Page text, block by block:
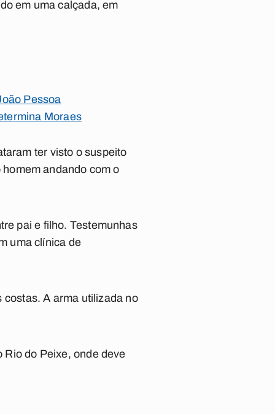
em uma calçada, em
Pessoa
Moraes
ter visto o suspeito
andando com o
pai e filho. Testemunhas
uma clínica de
A arma utilizada no
do Peixe, onde deve